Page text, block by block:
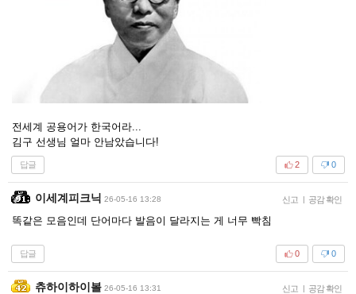
전세계 공용어가 한국어라...
김구 선생님 얼마 안남았습니다!
답글 0
2
이세계피크닉 26-05-16 13:28 신고 | 공감 확인
똑같은 모음인데 단어마다 발음이 달라지는 게 너무 빡침
답글 0
0
츄하이하이볼 26-05-16 13:31 신고 | 공감 확인